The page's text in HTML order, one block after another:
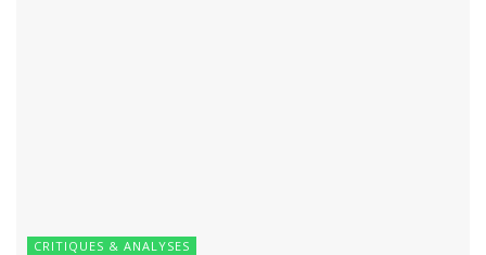
CRITIQUES & ANALYSES